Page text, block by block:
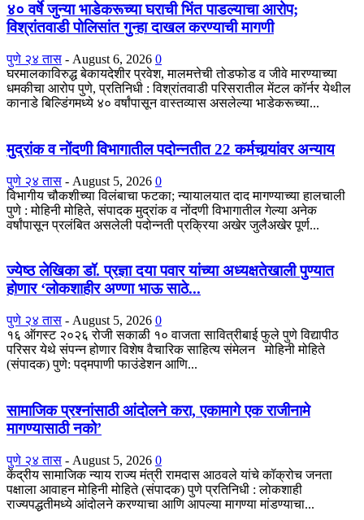
४० वर्षे जुन्या भाडेकरूच्या घराची भिंत पाडल्याचा आरोप;
विश्रांतवाडी पोलिसांत गुन्हा दाखल करण्याची मागणी
पुणे २४ तास - August 6, 2026 0
घरमालकाविरुद्ध बेकायदेशीर प्रवेश, मालमत्तेची तोडफोड व जीवे मारण्याच्या
धमकीचा आरोप पुणे, प्रतिनिधी : विश्रांतवाडी परिसरातील मेंटल कॉर्नर येथील
कानाडे बिल्डिंगमध्ये ४० वर्षांपासून वास्तव्यास असलेल्या भाडेकरूच्या...
मुद्रांक व नोंदणी विभागातील पदोन्नतीत 22 कर्मचार्‍यांवर अन्याय
पुणे २४ तास - August 5, 2026 0
विभागीय चौकशीच्या विलंबाचा फटका; न्यायालयात दाद मागण्याच्या हालचाली
पुणे : मोहिनी मोहिते, संपादक मुद्रांक व नोंदणी विभागातील गेल्या अनेक
वर्षांपासून प्रलंबित असलेली पदोन्नती प्रक्रिया अखेर जुलैअखेर पूर्ण...
ज्येष्ठ लेखिका डॉ. प्रज्ञा दया पवार यांच्या अध्यक्षतेखाली पुण्यात
होणार ‘लोकशाहीर अण्णा भाऊ साठे...
पुणे २४ तास - August 5, 2026 0
१६ ऑगस्ट २०२६ रोजी सकाळी १० वाजता सावित्रीबाई फुले पुणे विद्यापीठ
परिसर येथे संपन्न होणार विशेष वैचारिक साहित्य संमेलन मोहिनी मोहिते
(संपादक) पुणे: पद्मपाणी फाउंडेशन आणि...
सामाजिक प्रश्नांसाठी आंदोलने करा, एकामागे एक राजीनामे
मागण्यासाठी नको’
पुणे २४ तास - August 5, 2026 0
केंद्रीय सामाजिक न्याय राज्य मंत्री रामदास आठवले यांचे कॉक्रोच जनता
पक्षाला आवाहन मोहिनी मोहिते (संपादक) पुणे प्रतिनिधी : लोकशाही
राज्यपद्धतीमध्ये आंदोलने करण्याचा आणि आपल्या मागण्या मांडण्याचा...